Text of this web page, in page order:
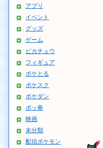
アプリ
イベント
グッズ
ゲーム
ピカチュウ
フィギュア
ポケとる
ポケスク
ポケダン
ポッ拳
映画
未分類
配信ポケモン